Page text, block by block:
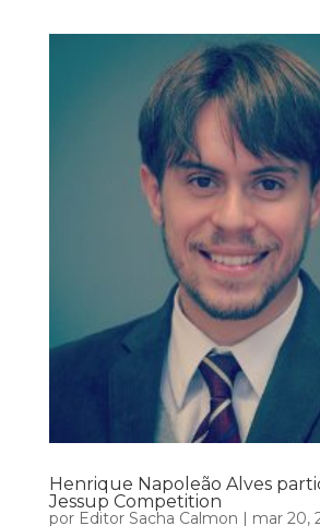
Henrique Napoleão Alves
Jessup Competition
por Editor Sacha Calmon mar 20,